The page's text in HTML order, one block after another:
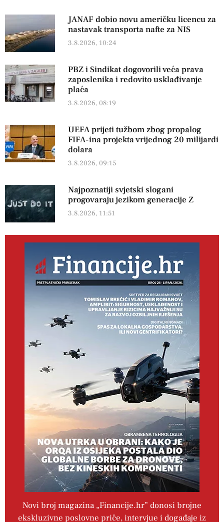
JANAF dobio novu američku licencu za
nastavak transporta nafte za NIS
3.8.2026, 10:24
PBZ i Sindikat dogovorili veća prava
zaposlenika i redovito usklađivanje
plaća
3.8.2026, 08:19
UEFA prijeti tužbom zbog propalog
FIFA-ina projekta vrijednog 20 milijardi
dolara
3.8.2026, 09:15
Najpoznatiji svjetski slogani
progovaraju jezikom generacije Z
3.8.2026, 11:51
Novi broj magazina „Financije.hr” donosi brojne
ekskluzivne poslovne priče, intervjue i događaje iz